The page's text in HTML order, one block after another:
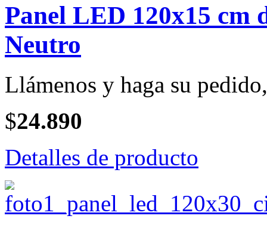
Panel LED 120x15 cm
Neutro
Llámenos y haga su
$24.890
Detalles de producto